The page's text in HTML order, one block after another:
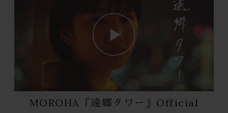
MOROHA『遠郷タワー』Official